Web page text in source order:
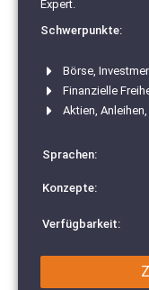
Expert.
Schwerpunkte:
Börse,
Finanzielle
Aktien,
Sprachen:
Konzepte:
Verfügbarkeit: